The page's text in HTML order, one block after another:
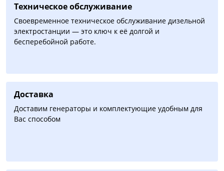
Техническое обслуживание
Своевременное техническое обслуживание дизельной
электростанции — это ключ к её долгой и
бесперебойной работе.
Доставка
Доставим генераторы и комплектующие удобным для
Вас способом